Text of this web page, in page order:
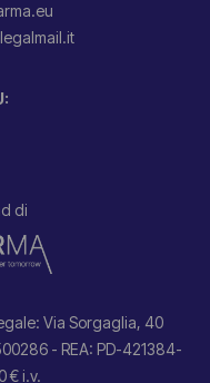
di
Via Sorgaglia, 40
- REA: PD-421384-
€ i.v.